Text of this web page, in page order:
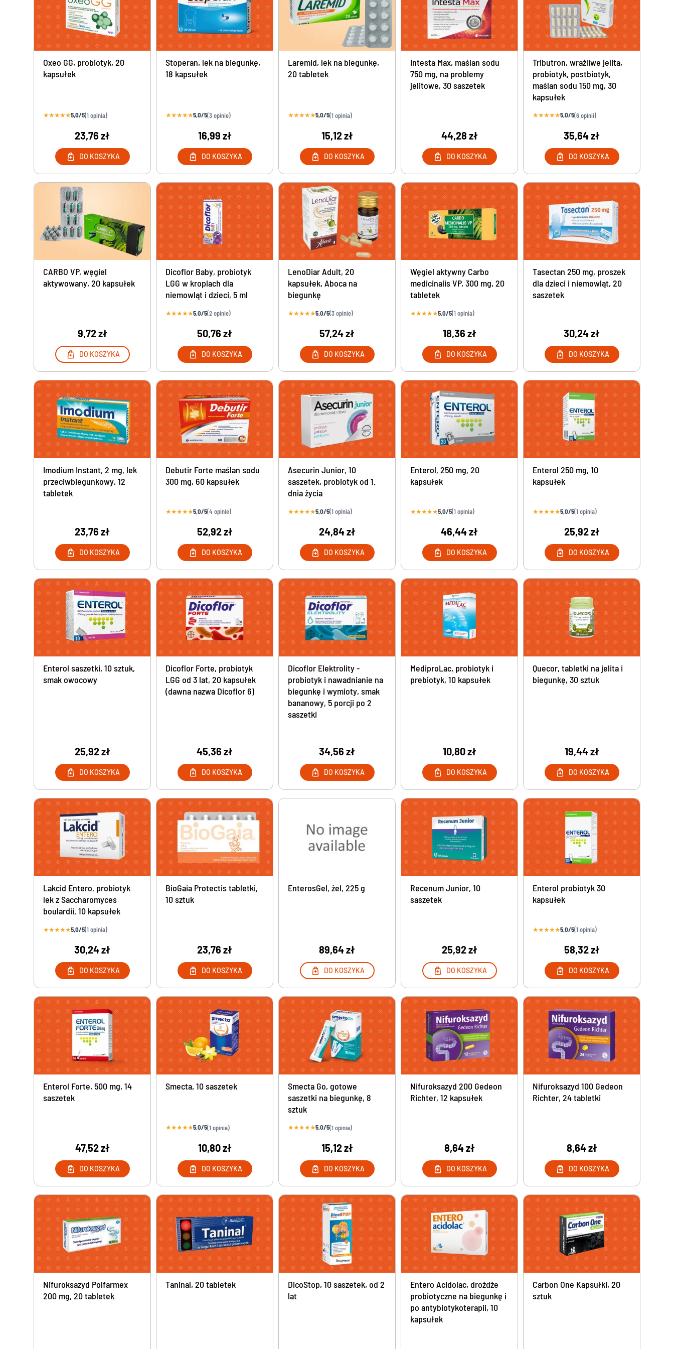
Tabletki na stres bez recepty
Tabletki na zmęczenie i brak energii
Tabletki na pamięć i koncentrację dla dorosłych
Leki na chrapanie
Leki na nerwy bez recepty
Kofeina w tabletkach
Leki na obniżenie kortyzolu
Leki na depresję bez recepty
Leki na zespół cieśni nadgarstka - preparaty bez
recepty
Tabletki na zespół niespokojnych nóg
Zapalenie cewki moczowej - leki bez recepty
Leki na zapalenie gruczołu krokowego
Leki i suplementy na nietrzymanie moczu
Leki na zapalenie pęcherza bez recepty
Infekcje intymne - Leki bez recepty
Leki na kamienie nerkowe bez recepty
Maści na jęczmień bez recepty
Chusteczki do higieny oczu i powiek
Krople z jodkiem potasu bez recepty
Leki na rzucenie palenia
Naturalne środki na komary
Repelenty z DEET na komary i kleszcze
Sprzęt medyczny online
Aspiratory i gruszki do nosa dla dzieci
Ciśnieniomierze elektroniczne
Inhalatory dla dzieci i dorosłych
Laktatory elektryczne
Maski na twarz ochronne
Termometry bezdotykowe
Testy na płodność dla mężczyzn
Produkty do higieny jamy ustnej
Higiena aparatów ortodontycznych - preparaty i
żele
Leki na afty i zapalenie jamy ustnej
Leki na nieświeży oddech i halitozę
Leki na suchość w ustach
Pasty do zębów na próchnicę
Pasty do zębów nadwrażliwych
Pasty na krwawiące dziąsła
Płyny do płukania na krwawiące dziąsła
Preparaty do czyszczenia uszu
Preparaty do czyszczenia uszu
Pielęgnacja stóp
Maści na odciski i modzele
Maski i skarpetki złuszczające do stóp
Oxeo GG, probiotyk, 20
kapsułek
★★★★★5,0/5(1 opinia)
23,76 zł
DO KOSZYKA
Stoperan, lek na biegunkę,
18 kapsułek
★★★★★5,0/5(3 opinie)
16,99 zł
DO KOSZYKA
Laremid, lek na biegunkę,
20 tabletek
★★★★★5,0/5(1 opinia)
15,12 zł
DO KOSZYKA
Intesta Max, maślan sodu
750 mg, na problemy
jelitowe, 30 saszetek
44,28 zł
DO KOSZYKA
Tributron, wrażliwe jelita,
probiotyk, postbiotyk,
maślan sodu 150 mg, 30
kapsułek
★★★★★5,0/5(6 opinii)
35,64 zł
DO KOSZYKA
CARBO VP, węgiel
aktywowany, 20 kapsułek
9,72 zł
DO KOSZYKA
Dicoflor Baby, probiotyk
LGG w kroplach dla
niemowląt i dzieci, 5 ml
★★★★★5,0/5(2 opinie)
50,76 zł
DO KOSZYKA
LenoDiar Adult, 20
kapsułek, Aboca na
biegunkę
★★★★★5,0/5(3 opinie)
57,24 zł
DO KOSZYKA
Węgiel aktywny Carbo
medicinalis VP, 300 mg, 20
tabletek
★★★★★5,0/5(1 opinia)
18,36 zł
DO KOSZYKA
Tasectan 250 mg, proszek
dla dzieci i niemowląt, 20
saszetek
30,24 zł
DO KOSZYKA
Imodium Instant, 2 mg, lek
przeciwbiegunkowy, 12
tabletek
23,76 zł
DO KOSZYKA
Debutir Forte maślan sodu
300 mg, 60 kapsułek
★★★★★5,0/5(4 opinie)
52,92 zł
DO KOSZYKA
Asecurin Junior, 10
saszetek, probiotyk od 1.
dnia życia
★★★★★5,0/5(1 opinia)
24,84 zł
DO KOSZYKA
Enterol, 250 mg, 20
kapsułek
★★★★★5,0/5(1 opinia)
46,44 zł
DO KOSZYKA
Enterol 250 mg, 10
kapsułek
★★★★★5,0/5(1 opinia)
25,92 zł
DO KOSZYKA
Enterol saszetki, 10 sztuk,
smak owocowy
25,92 zł
DO KOSZYKA
Dicoflor Forte, probiotyk
LGG od 3 lat, 20 kapsułek
(dawna nazwa Dicoflor 6)
45,36 zł
DO KOSZYKA
Dicoflor Elektrolity -
probiotyk i nawadnianie na
biegunkę i wymioty, smak
bananowy, 5 porcji po 2
saszetki
34,56 zł
DO KOSZYKA
MediproLac, probiotyk i
prebiotyk, 10 kapsułek
10,80 zł
DO KOSZYKA
Quecor, tabletki na jelita i
biegunkę, 30 sztuk
19,44 zł
DO KOSZYKA
Lakcid Entero, probiotyk
lek z Saccharomyces
boulardii, 10 kapsułek
★★★★★5,0/5(1 opinia)
30,24 zł
DO KOSZYKA
BioGaia Protectis tabletki,
10 sztuk
23,76 zł
DO KOSZYKA
EnterosGel, żel, 225 g
89,64 zł
DO KOSZYKA
Recenum Junior, 10
saszetek
25,92 zł
DO KOSZYKA
Enterol probiotyk 30
kapsułek
★★★★★5,0/5(1 opinia)
58,32 zł
DO KOSZYKA
Enterol Forte, 500 mg, 14
saszetek
47,52 zł
DO KOSZYKA
Smecta, 10 saszetek
★★★★★5,0/5(1 opinia)
10,80 zł
DO KOSZYKA
Smecta Go, gotowe
saszetki na biegunkę, 8
sztuk
★★★★★5,0/5(1 opinia)
15,12 zł
DO KOSZYKA
Nifuroksazyd 200 Gedeon
Richter, 12 kapsułek
8,64 zł
DO KOSZYKA
Nifuroksazyd 100 Gedeon
Richter, 24 tabletki
8,64 zł
DO KOSZYKA
Nifuroksazyd Polfarmex
200 mg, 20 tabletek
Taninal, 20 tabletek
DicoStop, 10 saszetek, od 2
lat
Entero Acidolac, drożdże
probiotyczne na biegunkę i
po antybiotykoterapii, 10
kapsułek
Carbon One Kapsułki, 20
sztuk